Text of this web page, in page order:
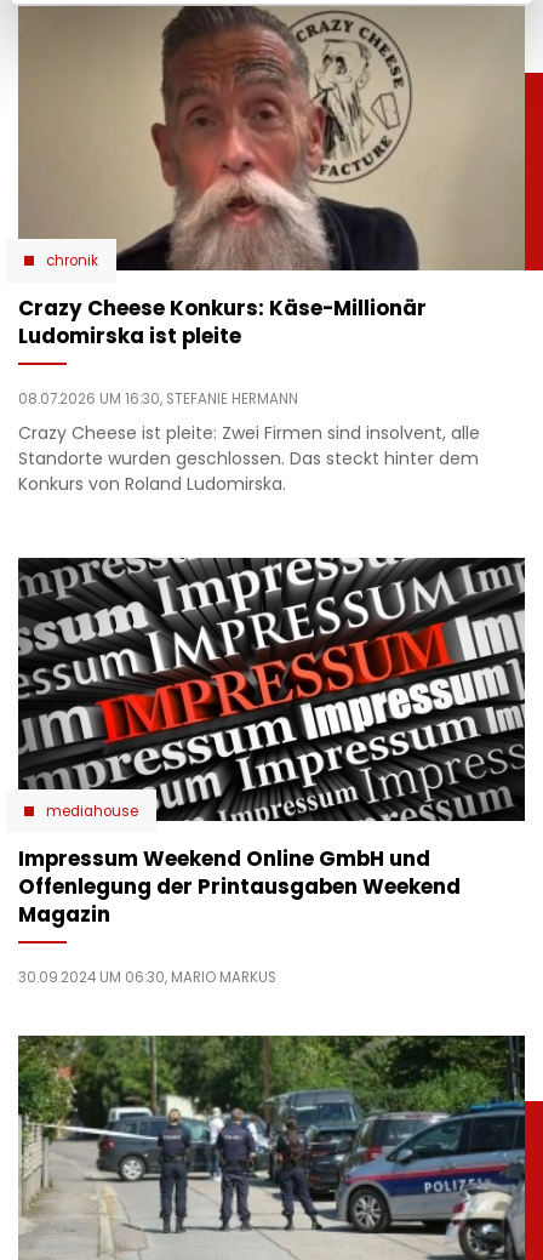
chronik
Crazy Cheese Konkurs: Käse-Millionär
Ludomirska ist pleite
08.07.2026 UM 16:30, STEFANIE HERMANN
Crazy Cheese ist pleite: Zwei Firmen sind insolvent, alle
Standorte wurden geschlossen. Das steckt hinter dem
Konkurs von Roland Ludomirska.
mediahouse
Impressum Weekend Online GmbH und
Offenlegung der Printausgaben Weekend
Magazin
30.09.2024 UM 06:30, MARIO MARKUS